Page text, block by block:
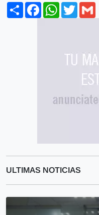
ShareFacebookWhatsApp
Twitter
ULTIMAS NOTICIAS